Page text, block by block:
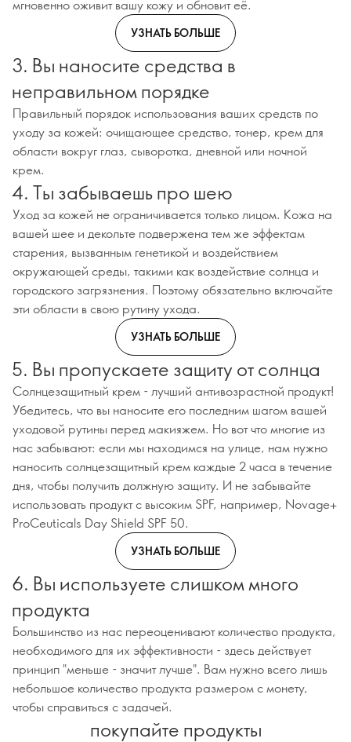
мгновенно оживит вашу кожу и обновит её.
УЗНАТЬ БОЛЬШЕ
3. Вы наносите средства в
неправильном порядке
Правильный порядок использования ваших средств по
уходу за кожей: очищающее средство, тонер, крем для
области вокруг глаз, сыворотка, дневной или ночной
крем.
4. Ты забываешь про шею
Уход за кожей не ограничивается только лицом. Кожа на
вашей шее и декольте подвержена тем же эффектам
старения, вызванным генетикой и воздействием
окружающей среды, такими как воздействие солнца и
городского загрязнения. Поэтому обязательно включайте
эти области в свою рутину ухода.
УЗНАТЬ БОЛЬШЕ
5. Вы пропускаете защиту от солнца
Солнцезащитный крем - лучший антивозрастной продукт!
Убедитесь, что вы наносите его последним шагом вашей
уходовой рутины перед макияжем. Но вот что многие из
нас забывают: если мы находимся на улице, нам нужно
наносить солнцезащитный крем каждые 2 часа в течение
дня, чтобы получить должную защиту. И не забывайте
использовать продукт с высоким SPF, например, Novage+
ProCeuticals Day Shield SPF 50.
УЗНАТЬ БОЛЬШЕ
6. Вы используете слишком много
продукта
Большинство из нас переоценивают количество продукта,
необходимого для их эффективности - здесь действует
принцип "меньше - значит лучше". Вам нужно всего лишь
небольшое количество продукта размером с монету,
чтобы справиться с задачей.
покупайте продукты